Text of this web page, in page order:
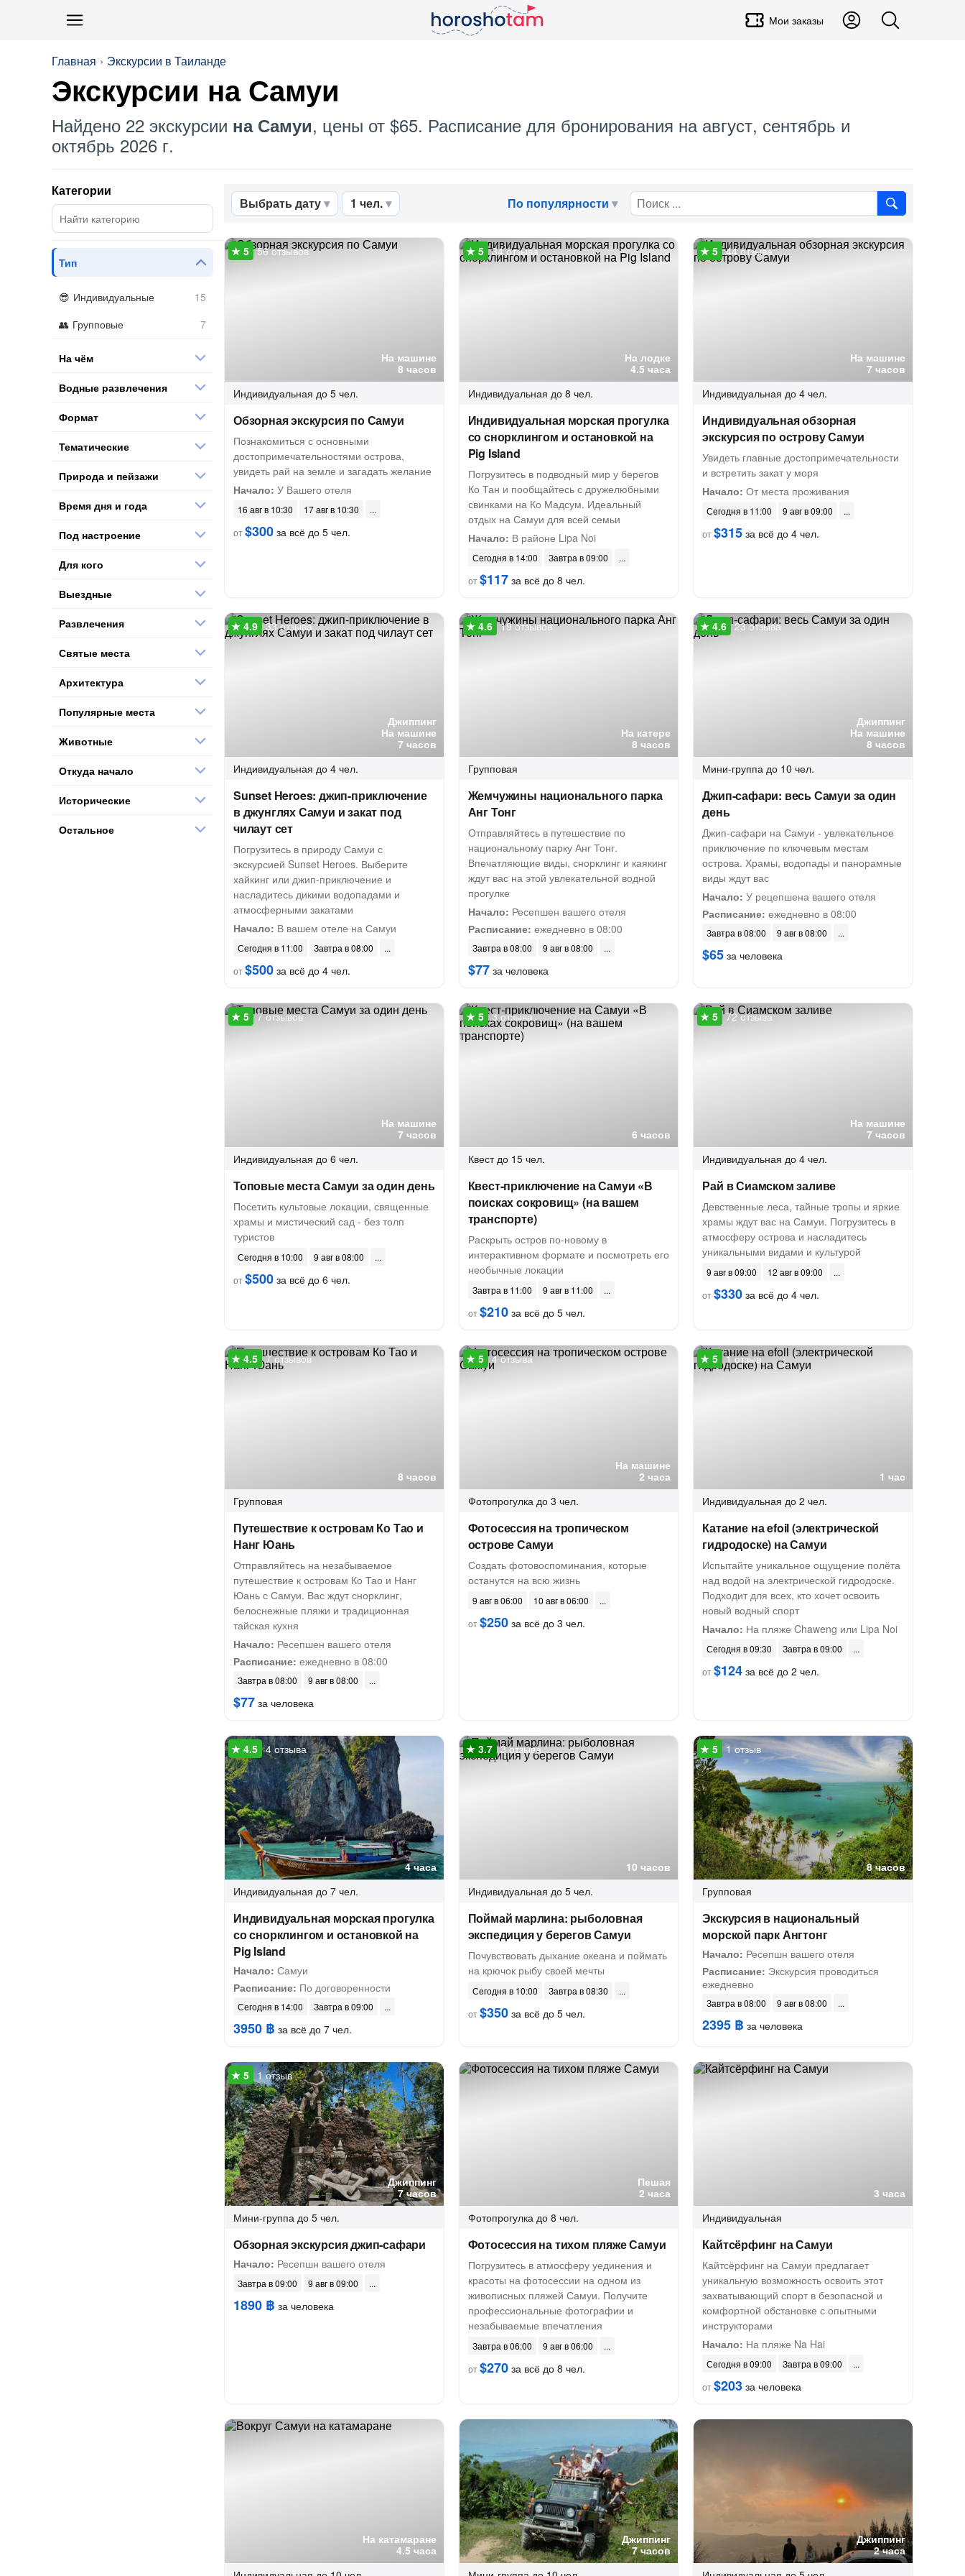
Мои заказы
Главная Экскурсии в Таиланде
Экскурсии на Самуи
Найдено 22 экскурсии на Самуи, цены от $65. Расписание для бронирования на август, сентябрь и
октябрь 2026 г.
Выбрать дату 1 чел. По популярности
На машине
8 часов
56 отзывов
Индивидуальная до 5 чел.
Обзорная экскурсия по Самуи
Познакомиться с основными
достопримечательностями острова,
увидеть рай на земле и загадать желание
Начало: У Вашего отеля
16 авг в 10:30
17 авг в 10:30
от$300 за всё до 5 чел.
На лодке
4.5 часа
34 отзыва
Индивидуальная до 8 чел.
Индивидуальная морская прогулка
со снорклингом и остановкой на
Pig Island
Погрузитесь в подводный мир у берегов
Ко Тан и пообщайтесь с дружелюбными
свинками на Ко Мадсум. Идеальный
отдых на Самуи для всей семьи
Начало: В районе Lipa Noi
Сегодня в 14:00
Завтра в 09:00
от$117за всё до 8 чел.
На машине
7 часов
44 отзыва
Индивидуальная до 4 чел.
Индивидуальная обзорная
экскурсия по острову Самуи
Увидеть главные достопримечательности
и встретить закат у моря
Начало: От места проживания
Сегодня в 11:00
9 авг в 09:00
от$315 за всё до 4 чел.
Джиппинг
На машине
7 часов
33 отзыва
Индивидуальная до 4 чел.
Sunset Heroes: джип-приключение
в джунглях Самуи и закат под
чилаут сет
Погрузитесь в природу Самуи с
экскурсией Sunset Heroes. Выберите
хайкинг или джип-приключение и
насладитесь дикими водопадами и
атмосферными закатами
Начало: В вашем отеле на Самуи
Сегодня в 11:00
Завтра в 08:00
от$500 за всё до 4 чел.
На катере
8 часов
19 отзывов
Групповая
Жемчужины национального парка
Анг Тонг
Отправляйтесь в путешествие по
национальному парку Анг Тонг.
Впечатляющие виды, снорклинг и каякинг
ждут вас на этой увлекательной водной
прогулке
Начало: Ресепшен вашего отеля
Расписание: ежедневно в 08:00
Завтра в 08:00 9 авг в 08:00
$77за человека
Джиппинг
На машине
8 часов
23 отзыва
Мини-группа до 10 чел.
Джип-сафари: весь Самуи за один
день
Джип-сафари на Самуи - увлекательное
приключение по ключевым местам
острова. Храмы, водопады и панорамные
виды ждут вас
Начало: У рецепшена вашего отеля
Расписание: ежедневно в 08:00
Завтра в 08:00 9 авг в 08:00
$65 за человека
На машине
7 часов
7 отзывов
Индивидуальная до 6 чел.
Топовые места Самуи за один день
Посетить культовые локации, священные
храмы и мистический сад - без толп
туристов
Сегодня в 10:00
9 авг в 08:00
от$500 за всё до 6 чел.
6 часов
3 отзыва
Квест до 15 чел.
Квест-приключение на Самуи «В
поисках сокровищ» (на вашем
транспорте)
Раскрыть остров по-новому в
интерактивном формате и посмотреть его
необычные локации
Завтра в 11:00
9 авг в 11:00
от$210за всё до 5 чел.
На машине
7 часов
72 отзыва
Индивидуальная до 4 чел.
Рай в Сиамском заливе
Девственные леса, тайные тропы и яркие
храмы ждут вас на Самуи. Погрузитесь в
атмосферу острова и насладитесь
уникальными видами и культурой
9 авг в 09:00
12 авг в 09:00
от$330 за всё до 4 чел.
8 часов
7 отзывов
Групповая
Путешествие к островам Ко Тао и
Нанг Юань
Отправляйтесь на незабываемое
путешествие к островам Ко Тао и Нанг
Юань с Самуи. Вас ждут снорклинг,
белоснежные пляжи и традиционная
тайская кухня
Начало: Ресепшен вашего отеля
Расписание: ежедневно в 08:00
Завтра в 08:00 9 авг в 08:00
$77 за человека
На машине
2 часа
4 отзыва
Фотопрогулка до 3 чел.
Фотосессия на тропическом
острове Самуи
Создать фотовоспоминания, которые
останутся на всю жизнь
9 авг в 06:00
10 авг в 06:00
от$250за всё до 3 чел.
1 час
1 отзыв
Индивидуальная до 2 чел.
Катание на efoil (электрической
гидродоске) на Самуи
Испытайте уникальное ощущение полёта
над водой на электрической гидродоске.
Подходит для всех, кто хочет освоить
новый водный спорт
Начало: На пляже Chaweng или Lipa Noi
Сегодня в 09:30
Завтра в 09:00
от$124 за всё до 2 чел.
4 часа
4 отзыва
Индивидуальная до 7 чел.
Индивидуальная морская прогулка
со снорклингом и остановкой на
Pig Island
Начало: Самуи
Расписание: По договоренности
Сегодня в 14:00 Завтра в 09:00
3950 ฿ за всё до 7 чел.
10 часов
3 отзыва
Индивидуальная до 5 чел.
Поймай марлина: рыболовная
экспедиция у берегов Самуи
Почувствовать дыхание океана и поймать
на крючок рыбу своей мечты
Сегодня в 10:00
Завтра в 08:30
от$350за всё до 5 чел.
8 часов
1 отзыв
Групповая
Экскурсия в национальный
морской парк Ангтонг
Начало: Ресепшн вашего отеля
Расписание: Экскурсия проводиться
ежедневно
Завтра в 08:00 9 авг в 08:00
2395 ฿ за человека
Джиппинг
7 часов
1 отзыв
Мини-группа до 5 чел.
Обзорная экскурсия джип-сафари
Начало: Ресепшн вашего отеля
Завтра в 09:00 9 авг в 09:00
1890 ฿ за человека
Пешая
2 часа
Фотопрогулка до 8 чел.
Фотосессия на тихом пляже Самуи
Погрузитесь в атмосферу уединения и
красоты на фотосессии на одном из
живописных пляжей Самуи. Получите
профессиональные фотографии и
незабываемые впечатления
Завтра в 06:00
9 авг в 06:00
от$270за всё до 8 чел.
3 часа
Индивидуальная
Кайтсёрфинг на Самуи
Кайтсёрфинг на Самуи предлагает
уникальную возможность освоить этот
захватывающий спорт в безопасной и
комфортной обстановке с опытными
инструкторами
Начало: На пляже Na Hai
Сегодня в 09:00
Завтра в 09:00
от$203 за человека
На катамаране
4.5 часа
Джиппинг
7 часов
Джиппинг
2 часа
Категории
Тип
Индивидуальные
Групповые
На чём
Водные развлечения
Формат
Тематические
Природа и пейзажи
Время дня и года
Под настроение
Для кого
Выездные
Развлечения
Святые места
Архитектура
Популярные места
Животные
Откуда начало
Исторические
Остальное